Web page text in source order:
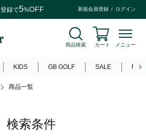
録で5%OFF 新規会員登録 ログイン
商品検索 カート メニュー
KIDS GB GOLF SALE
商品一覧
検索条件